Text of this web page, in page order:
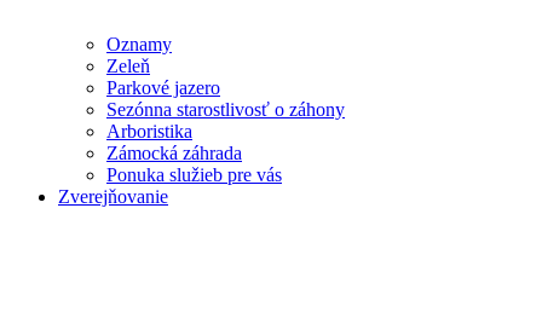
Oznamy
Zeleň
Parkové jazero
Sezónna starostlivosť o záhony
Arboristika
Zámocká záhrada
Ponuka služieb pre vás
Zverejňovanie